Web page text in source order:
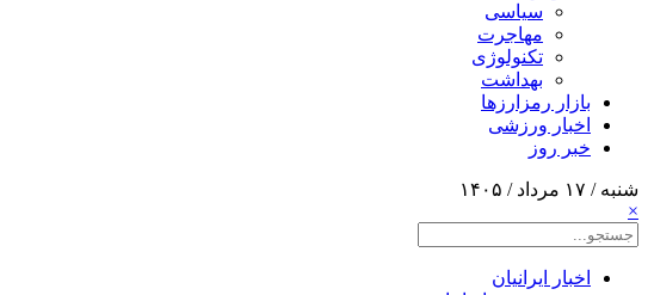
سیاسی
مهاجرت
تکنولوژی
بهداشت
بازار رمزارزها
اخبار ورزشی
خبر روز
شنبه / ۱۷ مرداد / ۱۴۰۵
×
اخبار ایرانیان